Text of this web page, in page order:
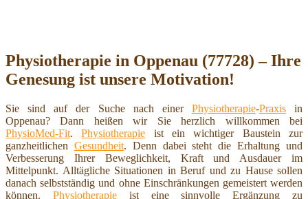
Physiotherapie in Oppenau (77728) – Ihre
Genesung ist unsere Motivation!
Sie sind auf der Suche nach einer Physiotherapie-Praxisin
Oppenau? Dann heißen wir Sie herzlich willkommen bei
PhysioMed-Fit.Physiotherapie ist ein wichtiger Baustein zur
ganzheitlichen Gesundheit. Denn dabei steht die Erhaltung und
Verbesserung Ihrer Beweglichkeit, Kraft und Ausdauer im
Mittelpunkt. Alltägliche Situationen in Beruf und zu Hause sollen
danach selbstständig und ohne Einschränkungen gemeistert werden
können. Physiotherapieist eine sinnvolle Ergänzung zu